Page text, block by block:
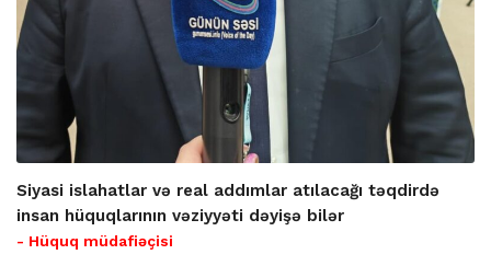
Siyasi islahatlar və real addımlar atılacağı təqdirdə
insan hüquqlarının vəziyyəti dəyişə bilər
- Hüquq müdafiəçisi